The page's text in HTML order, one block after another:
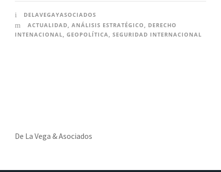
DELAVEGAYASOCIADOS
ACTUALIDAD, ANÁLISIS ESTRATÉGICO , DERECHO
INTENACIONAL, GEOPOLÍTICA, SEGURIDAD INTERNACIONAL
De La Vega & Asociados